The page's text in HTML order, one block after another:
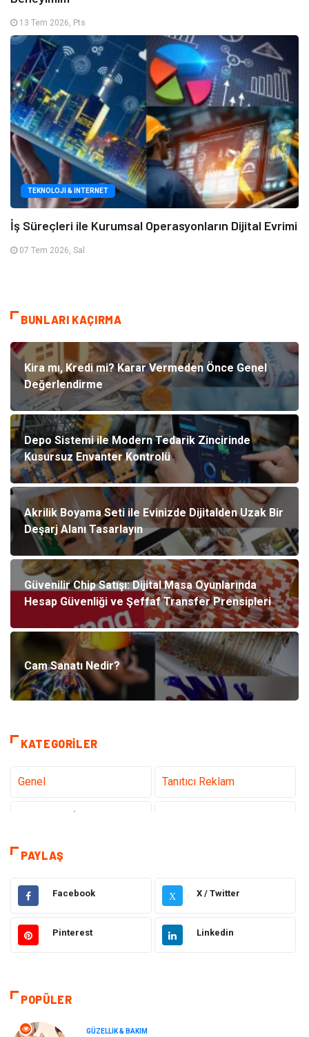
13 Tem 2026, Pts
TEKNOLOJI & İNTERNET
İş Süreçleri ile Kurumsal Operasyonların Dijital Evrimi
07 Tem 2026, Sal
BUNLARI KAÇIRMA
Kira mı, Kredi mi? Karar Vermeden Önce Genel
Değerlendirme
Depo Sistemi ile Modern Tedarik Zincirinde
Kusursuz Envanter Kontrolü
Akrilik Boyama Seti ile Evinizde Dijitalden Uzak Bir
Deşarj Alanı Tasarlayın
Güvenilir Chip Satışı: Dijital Masa Oyunlarında
Hesap Güvenliği ve Şeffaf Transfer Prensipleri
Cam Sanatı Nedir?
KATEGORILER
Genel Tanıtıcı Reklam
Eğitim & Kariyer
Gündem Hukuk
Moda Sağlıklı Yaşam
Bilgisayar & Yazılım
Makine
PAYLAŞ
Facebook X X / Twitter
Pinterest Linkedin
POPÜLER
GÜZELLIK & BAKIM